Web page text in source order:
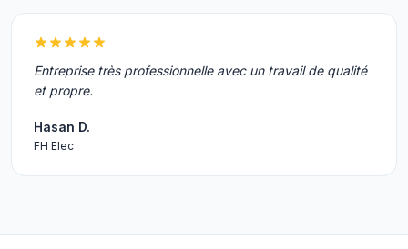
Entreprise très professionnelle avec un travail de qualité
et propre.
Hasan D.
FH Elec